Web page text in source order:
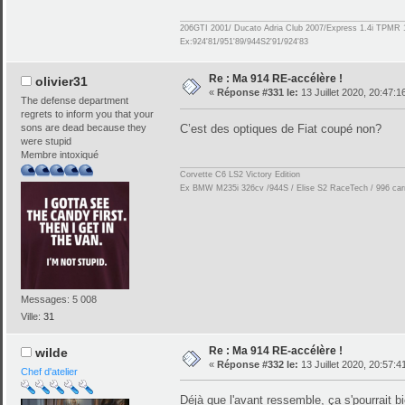
206GTI 2001/ Ducato Adria Club 2007/Express 1.4i TPMR
Ex:924'81/951'89/944S2'91/924'83
olivier31
The defense department
regrets to inform you that your
sons are dead because they
were stupid
Membre intoxiqué
Messages: 5 008
Ville:31
Re : Ma 914 RE-accélère !
« Réponse #331 le: 13 Juillet 2020,
C’est des optiques de Fiat coupé non?
Corvette C6 LS2 Victory Edition
Ex BMW M235i 326cv /944S / Elise S2 RaceTech / 996
wilde
Chef d'atelier
Re : Ma 914 RE-accélère !
« Réponse #332 le: 13 Juillet 2020,
Déjà que l'avant ressemble, ça s'pourrait